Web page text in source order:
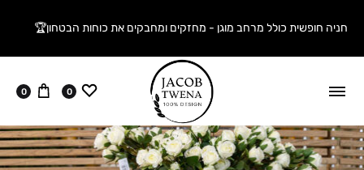
חניה חופשית כולל מרחב מוגן - מחזקים ומחבקים את כוחות הבטחון🏆
ווישליסט
0 עגלה
0